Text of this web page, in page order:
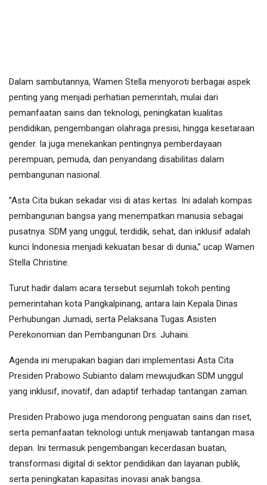
‎Dalam sambutannya, Wamen Stella menyoroti berbagai aspek
penting yang menjadi perhatian pemerintah, mulai dari
pemanfaatan sains dan teknologi, peningkatan kualitas
pendidikan, pengembangan olahraga presisi, hingga kesetaraan
gender. Ia juga menekankan pentingnya pemberdayaan
perempuan, pemuda, dan penyandang disabilitas dalam
pembangunan nasional.
‎”Asta Cita bukan sekadar visi di atas kertas. Ini adalah kompas
pembangunan bangsa yang menempatkan manusia sebagai
pusatnya. SDM yang unggul, terdidik, sehat, dan inklusif adalah
kunci Indonesia menjadi kekuatan besar di dunia,” ucap Wamen
Stella Christine.
‎Turut hadir dalam acara tersebut sejumlah tokoh penting
pemerintahan kota Pangkalpinang, antara lain Kepala Dinas
Perhubungan Jumadi, serta Pelaksana Tugas Asisten
Perekonomian dan Pembangunan Drs. Juhaini.
‎Agenda ini merupakan bagian dari implementasi Asta Cita
Presiden Prabowo Subianto dalam mewujudkan SDM unggul
yang inklusif, inovatif, dan adaptif terhadap tantangan zaman.
‎Presiden Prabowo juga mendorong penguatan sains dan riset,
serta pemanfaatan teknologi untuk menjawab tantangan masa
depan. Ini termasuk pengembangan kecerdasan buatan,
transformasi digital di sektor pendidikan dan layanan publik,
serta peningkatan kapasitas inovasi anak bangsa.